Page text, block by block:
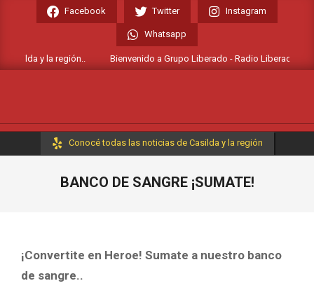
Facebook Twitter Instagram
Whatsapp
y la región.. Bienvenido a Grupo Liberado - Radio Liberada
Primary
Conocé todas las noticias de Casilda y la región
BANCO DE SANGRE ¡SUMATE!
¡Convertite en Heroe! Sumate a nuestro banco
de sangre..